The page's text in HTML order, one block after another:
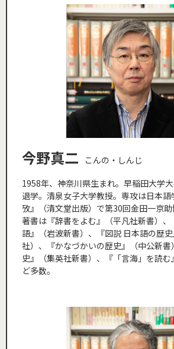
今野真二
こんの・しんじ
1958年、神奈川県生まれ。早稲田大学
退学。清泉女子大学教授。専攻は日本
攷』（清文堂出版）で第30回金田一京助
著書は『辞書をよむ』（平凡社新書）、
語』（岩波新書）、『図説 日本語の歴
社）、『かなづかいの歴史』（中公新
史』（集英社新書）、『「言海」を読
ど多数。